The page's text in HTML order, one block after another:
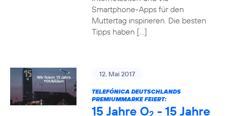
Smartphone-Apps für den
Muttertag inspirieren. Die besten
Tipps haben […]
12. Mai 2017
TELEFÓNICA DEUTSCHLANDS
PREMIUMMARKE FEIERT:
15 Jahre O2 - 15 Jahre